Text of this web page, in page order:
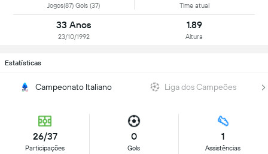
Jogos(87) Gols (37) Time atual
33 Anos
23/10/1992
1.89
Altura
Estatísticas
Campeonato Italiano Liga dos Campeões
26/37
Participações
0
Gols
1
Assistências